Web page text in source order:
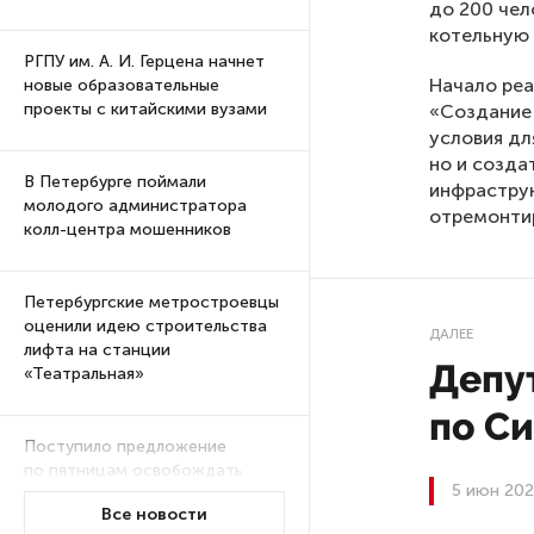
РГПУ им. А. И. Герцена начнет
новые образовательные
проекты с китайскими вузами
В Петербурге поймали
молодого администратора
колл-центра мошенников
Петербургские метростроевцы
оценили идею строительства
лифта на станции
«Театральная»
Поступило предложение
по пятницам освобождать
старше 28 летВсе новости
до 200
Начало
условия
но и
ДАЛЕЕ
по
5 июн